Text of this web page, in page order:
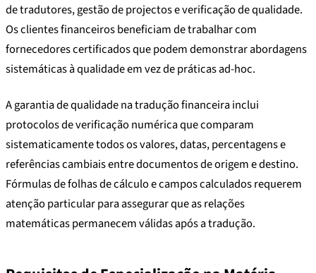
de tradutores, gestão de projectos e verificação de qualidade.
Os clientes financeiros beneficiam de trabalhar com
fornecedores certificados que podem demonstrar abordagens
sistemáticas à qualidade em vez de práticas ad-hoc.
A garantia de qualidade na tradução financeira inclui
protocolos de verificação numérica que comparam
sistematicamente todos os valores, datas, percentagens e
referências cambiais entre documentos de origem e destino.
Fórmulas de folhas de cálculo e campos calculados requerem
atenção particular para assegurar que as relações
matemáticas permanecem válidas após a tradução.